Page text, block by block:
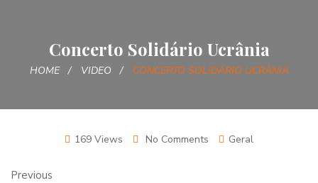
Concerto Solidário Ucrânia
HOME VIDEO CONCERTO SOLIDÁRIO UCRÂNIA
169 Views No Comments Geral
Previous